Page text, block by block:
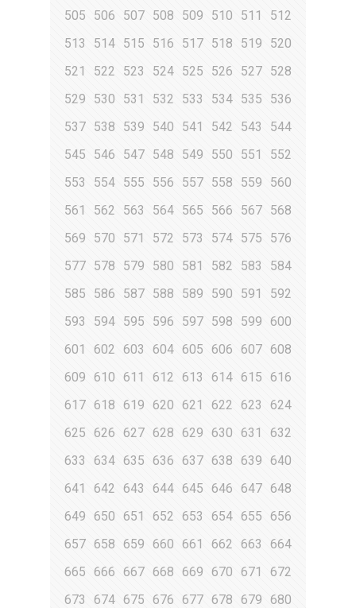
505 506 507 508 509 510 511
512
513
514 515 516 517 518 519
520
521
522 523 524 525 526 527 528
529
530 531 532 533 534 535
536
537 538 539 540 541 542 543
544
545
546 547 548 549 550 551
552
553
554 555 556 557 558 559
560
561
562 563 564 565 566 567 568
569
570 571 572 573 574 575
576
577 578 579 580 581 582 583
584
585
586 587 588 589 590 591
592
593
594 595 596 597 598 599
600
601
602 603 604 605 606 607 608
609
610 611 612 613 614 615
616
617 618 619 620 621 622 623
624
625
626 627 628 629 630 631
632
633
634 635 636 637 638 639 640
641
642 643 644 645 646 647 648
649
650 651 652 653 654 655 656
657 658 659 660 661 662 663
664
665
666 667 668 669 670 671
672
673
674 675 676 677 678 679
680